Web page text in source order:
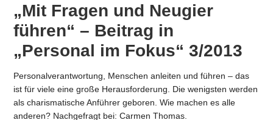
„Mit Fragen und Neugier
führen“ – Beitrag in
„Personal im Fokus“ 3/2013
Personalverantwortung, Menschen anleiten und führen – das
ist für viele eine große Herausforderung. Die wenigsten werden
als charismatische Anführer geboren. Wie machen es alle
anderen? Nachgefragt bei: Carmen Thomas.